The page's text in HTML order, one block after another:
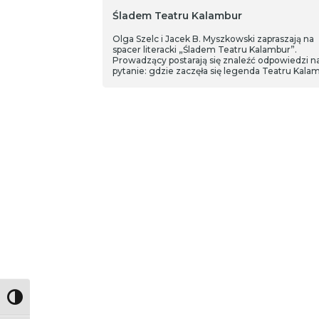
Toggle High Contrast
Śladem Teatru Kalambur
Olga Szelc i Jacek B. Myszkowski zapraszają na
spacer literacki „Śladem Teatru Kalambur”.
Prowadzący postarają się znaleźć odpowiedzi
pytanie: gdzie zaczęła się legenda Teatru